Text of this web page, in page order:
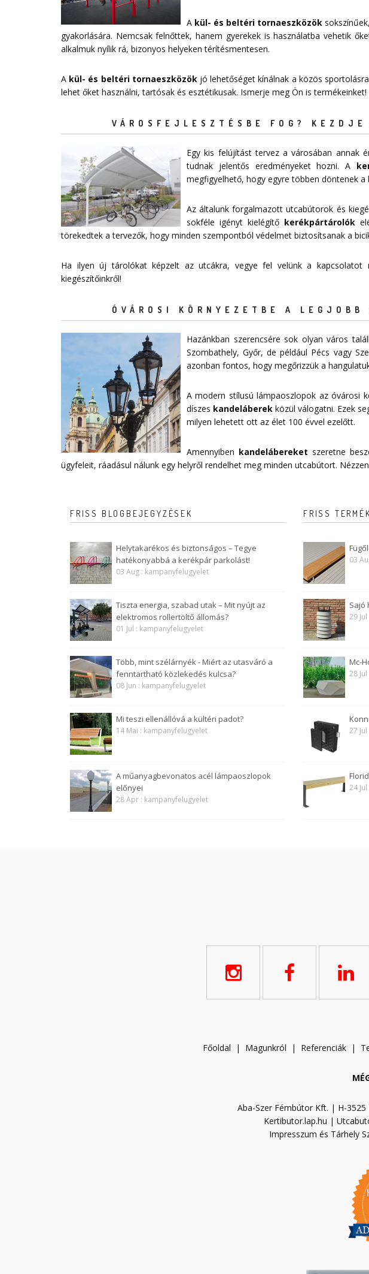
A kül- és beltéri tornaeszközök
gyakorlására. Nemcsak felnőttek, hanem gyerekek is használatba vehetik
alkalmuk nyílik rá, bizonyos helyeken térítésmentesen.
A kül- és beltéri tornaeszközökjó lehetőséget kínálnak a közös
lehet őket használni, tartósak és esztétikusak. Ismerje meg Ön is termékeinket!
VÁROSFEJLESZTÉSBE FOG?
Egy kis felújítást tervez a városában annak
tudnak jelentős eredményeket hozni. A
megfigyelhető, hogy egyre többen döntenek
Az általunk forgalmazott utcabútorok és
sokféle igényt kielégítő kerékpártárolók
törekedtek a tervezők, hogy minden szempontból védelmet biztosítsanak a
Ha ilyen új tárolókat képzelt az utcákra, vegye fel velünk a
kiegészítőinkről!
ÓVÁROSI KÖRNYEZETBE A
Hazánkban szerencsére sok olyan város
Szombathely, Győr, de például Pécs vagy
azonban fontos, hogy megőrizzük a
A modern stílusú lámpaoszlopok az óvárosi
díszes kandeláberek közül válogatni. Ezek
milyen lehetett ott az élet 100 évvel ezelőtt.
Amennyiben kandelábereket szeretne
ügyfeleit, ráadásul nálunk egy helyről rendelhet meg minden utcabútort.
FRISS BLOGBEJEGYZÉSEK
Helytakarékos és biztonságos – Tegye
hatékonyabbá a kerékpár parkolást!
03 Aug : kampanyfelugyelet
Tiszta energia, szabad utak – Mit nyújt az
elektromos rollertöltő állomás?
01 Jul : kampanyfelugyelet
Több, mint szélárnyék - Miért az utasváró a
fenntartható közlekedés kulcsa?
08 Jun : kampanyfelugyelet
Mi teszi ellenállóvá a kültéri padot?
14 Mai : kampanyfelugyelet
A műanyagbevonatos acél lámpaoszlopok
előnyei
28 Apr : kampanyfelugyelet
FRISS
03
Sajó
29 Jul
Mc-
28 Jul
27 Jul
24 Jul
Főoldal | Magunkról | Referenciák |
Aba-Szer Fémbútor Kft. | H-
Kertibutor.lap.hu |
Impresszum és Tárhely